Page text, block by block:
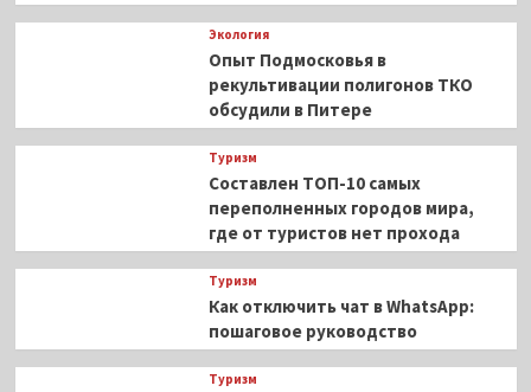
Экология
Опыт Подмосковья в
рекультивации полигонов ТКО
обсудили в Питере
Туризм
Составлен ТОП-10 самых
переполненных городов мира,
где от туристов нет прохода
Туризм
Как отключить чат в WhatsApp:
пошаговое руководство
Туризм